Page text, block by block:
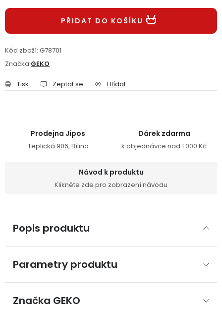
Reklamační formulář Odstoupení ve lhůtě 14 dní
Podmínky ochrany osobních údajů
PŘIDAT DO KOŠÍKU
Kód zboží: G78701
Značka:GEKO
Tisk Zeptat se Hlídat
Prodejna Jipos
Teplická 906, Bílina
Dárek zdarma
k objednávce nad 1 000 Kč
Návod k produktu
Klikněte zde pro zobrazení návodu
Popis produktu
Parametry produktu
Značka GEKO